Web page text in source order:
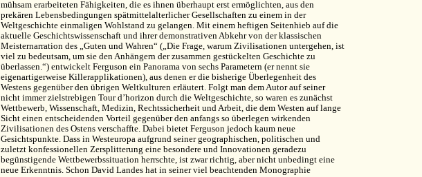
mühsam erarbeiteten Fähigkeiten, die es ihnen überhaupt erst ermöglichten, aus den
prekären Lebensbedingungen spätmittelalterlicher Gesellschaften zu einem in der
Weltgeschichte einmaligen Wohlstand zu gelangen. Mit einem heftigen Seitenhieb auf die
aktuelle Geschichtswissenschaft und ihrer demonstrativen Abkehr von der klassischen
Meisternarration des „Guten und Wahren“ („Die Frage, warum Zivilisationen untergehen, ist
viel zu bedeutsam, um sie den Anhängern der zusammen gestückelten Geschichte zu
überlassen.“) entwickelt Ferguson ein Panorama von sechs Parametern (er nennt sie
eigenartigerweise Killerapplikationen), aus denen er die bisherige Überlegenheit des
Westens gegenüber den übrigen Weltkulturen erläutert. Folgt man dem Autor auf seiner
nicht immer zielstrebigen Tour d’horizon durch die Weltgeschichte, so waren es zunächst
Wettbewerb, Wissenschaft, Medizin, Rechtssicherheit und Arbeit, die dem Westen auf lange
Sicht einen entscheidenden Vorteil gegenüber den anfangs so überlegen wirkenden
Zivilisationen des Ostens verschaffte. Dabei bietet Ferguson jedoch kaum neue
Gesichtspunkte. Dass in Westeuropa aufgrund seiner geographischen, politischen und
zuletzt konfessionellen Zersplitterung eine besondere und Innovationen geradezu
begünstigende Wettbewerbssituation herrschte, ist zwar richtig, aber nicht unbedingt eine
neue Erkenntnis. Schon David Landes hat in seiner viel beachtenden Monographie